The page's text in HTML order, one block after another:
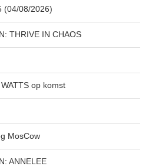
(04/08/2026)
THRIVE IN CHAOS
op komst
MosCow
ANNELEE